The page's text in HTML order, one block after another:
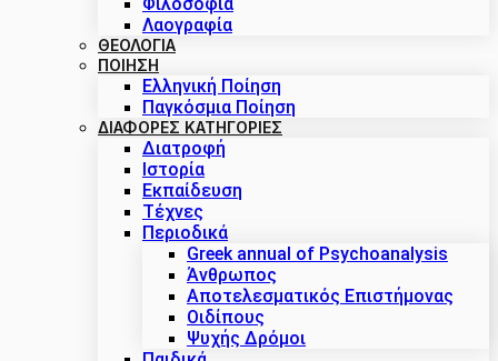
Λαογραφία
ΘΕΟΛΟΓΙΑ
ΠΟΙΗΣΗ
Ελληνική Ποίηση
Παγκόσμια Ποίηση
ΔΙΑΦΟΡΕΣ ΚΑΤΗΓΟΡΙΕΣ
Διατροφή
Ιστορία
Εκπαίδευση
Τέχνες
Περιοδικά
Greek annual of Psychoanalysis
Άνθρωπος
Αποτελεσματικός Επιστήμονας
Οιδίπους
Ψυχής Δρόμοι